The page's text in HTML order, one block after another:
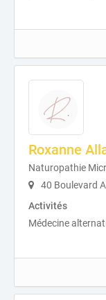
Roxanne
Naturopathie
40 Boulevard
Activités
Médecine